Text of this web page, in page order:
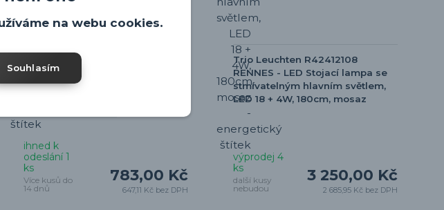
Trio Leuchten R45831115 PONGO
- Čtecí stojací lampa v zelené
barvě, LED 4,5W, 500lm, 3000K,
783,00 Kč
647,11 Kč bez DPH
ihned k
odeslání 1
ks
Více kusů do
14 dnů
Trio Leuchten R42412108
RENNES - LED Stojací lampa se
stmívatelným hlavním světlem,
LED 18 + 4W, 180cm, mosaz
3 250,00 Kč
2 685,95 Kč bez DPH
výprodej 4
ks
další kusy
nebudou
na webu cookies.
Souhlasím